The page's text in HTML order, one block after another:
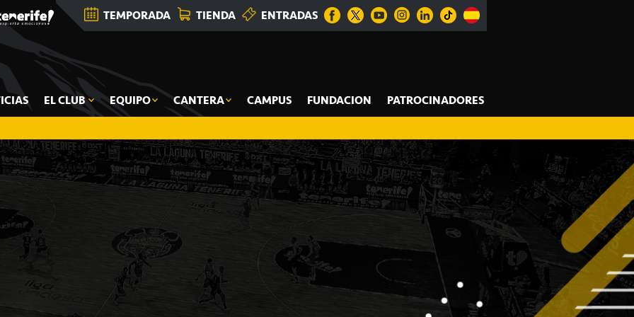
TEMPORADA TIENDA ENTRADAS
EL CLUB EQUIPO CANTERA CAMPUS FUNDACION PATROCINADORES